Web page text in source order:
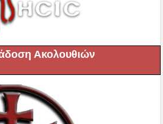
Ακολουθιών